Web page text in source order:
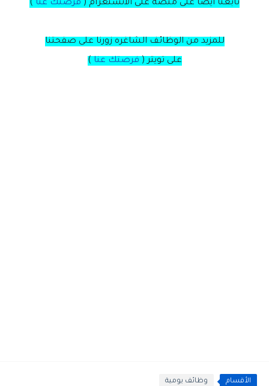
تابعنا ايضا على منصة على الانستغرام ( فرصتك عنا )
للمزيد من الوظائف الشاغره زورنا على صفحتنا
على تويتر( فرصتك عنا )
الأقسام وظائف يومية